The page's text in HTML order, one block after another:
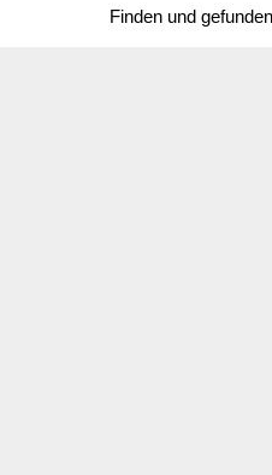
Finden und